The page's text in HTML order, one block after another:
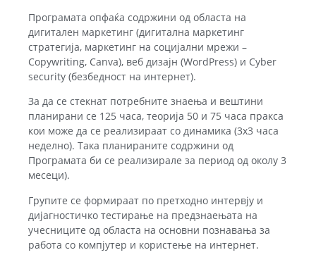
Програмата опфаќа содржини од областа на
дигитален маркетинг (дигитална маркетинг
стратегија, маркетинг на социјални мрежи –
Copywriting, Canva), веб дизајн (WordPress) и Cyber
security (безбедност на интернет).
За да се стекнат потребните знаења и вештини
планирани се 125 часа, теорија 50 и 75 часа пракса
кои може да се реализираат со динамика (3х3 часа
неделно). Така планираните содржини од
Програмата би се реализирале за период од околу 3
месеци).
Групите се формираат по претходно интервју и
дијагностичко тестирање на предзнаењата на
учесниците од областа на основни познавања за
работа со компјутер и користење на интернет.